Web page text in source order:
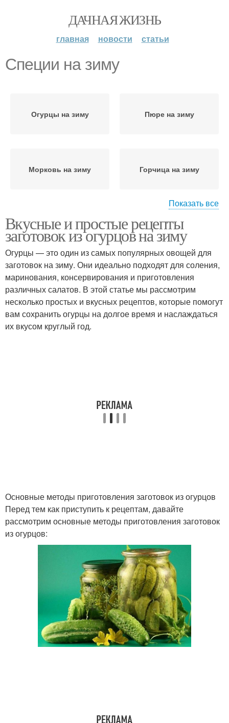
ДАЧНАЯ ЖИЗНЬ
главная новости статьи
Специи на зиму
Огурцы на зиму Пюре на зиму
Морковь на зиму Горчица на зиму
Сок на зиму Лука на зиму
Показать все
Вкусные и простые рецепты
заготовок из огурцов на зиму
Огурцы — это один из самых популярных овощей для
заготовок на зиму. Они идеально подходят для соления,
маринования, консервирования и приготовления
различных салатов. В этой статье мы рассмотрим
несколько простых и вкусных рецептов, которые помогут
вам сохранить огурцы на долгое время и наслаждаться
их вкусом круглый год.
Основные методы приготовления заготовок из огурцов
Перед тем как приступить к рецептам, давайте
рассмотрим основные методы приготовления заготовок
из огурцов: